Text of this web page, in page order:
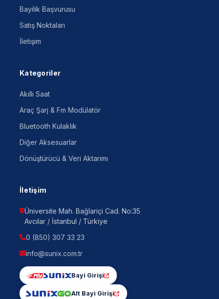
Bayilik Başvurusu
Satış Noktaları
İletişim
Kategoriler
Akıllı Saat
Araç Şarj & Fm Modülatör
Bluetooth Kulaklık
Diğer Aksesuarlar
Dönüştürücü & Veri Aktarımı
İletişim
Üniversite Mah. Bağlariçi Cad. No:35
Avcılar / İstanbul / Türkiye
0 (850) 307 33 23
info@sunix.com.tr
Bayi Girişi
Alt Bayi Girişi